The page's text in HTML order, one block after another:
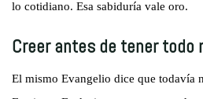
lo cotidiano. Esa sabiduría vale oro.
Creer antes de tener todo
El mismo Evangelio dice que todavía